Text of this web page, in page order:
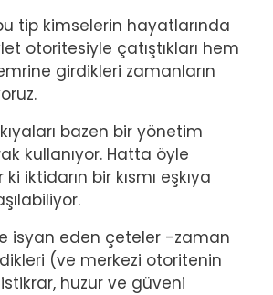
tip kimselerin hayatlarında
otoritesiyle çatıştıkları hem
girdikleri zamanların
bazen bir yönetim
kullanıyor. Hatta öyle
iktidarın bir kısmı eşkıya
isyan eden çeteler -zaman
(ve merkezi otoritenin
huzur ve güveni